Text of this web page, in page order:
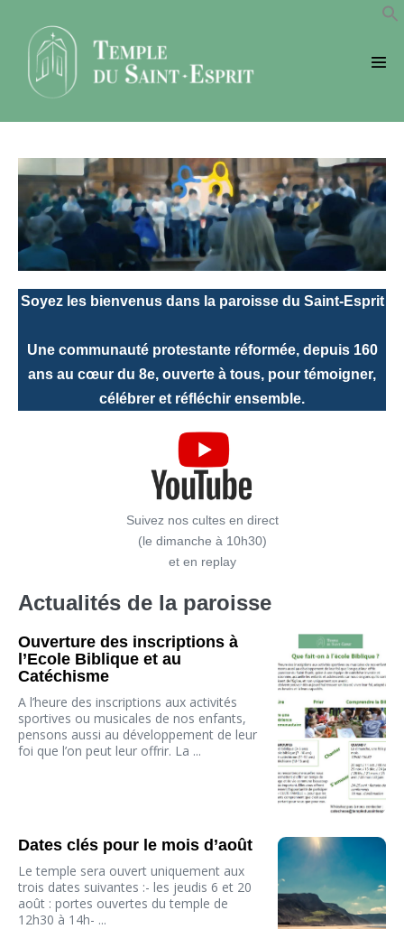
contenu
Soyez les bienvenus dans la paroisse du Saint-Esprit
Une communauté protestante réformée, depuis 160
ans au cœur du 8e, ouverte à tous, pour témoigner,
célébrer et réfléchir ensemble.
Suivez nos cultes en direct
(le dimanche à 10h30)
et en replay
Actualités de la paroisse
Ouverture des inscriptions à
l’Ecole Biblique et au
Catéchisme
A l’heure des inscriptions aux activités
sportives ou musicales de nos enfants,
pensons aussi au développement de leur
foi que l’on peut leur offrir. La ...
Dates clés pour le mois d’août
Le temple sera ouvert uniquement aux
trois dates suivantes :- les jeudis 6 et 20
août : portes ouvertes du temple de
12h30 à 14h- ...